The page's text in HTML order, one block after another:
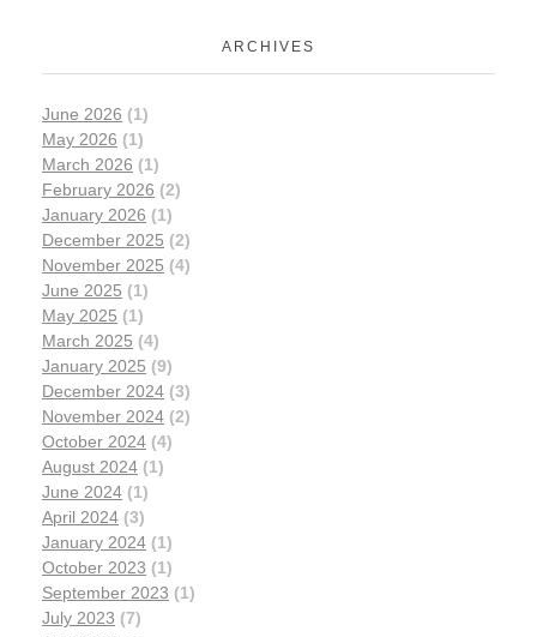
ARCHIVES
June 2026 (1)
May 2026 (1)
March 2026 (1)
February 2026 (2)
January 2026 (1)
December 2025 (2)
November 2025 (4)
June 2025 (1)
May 2025 (1)
March 2025 (4)
January 2025 (9)
December 2024 (3)
November 2024 (2)
October 2024 (4)
August 2024 (1)
June 2024 (1)
April 2024 (3)
January 2024 (1)
October 2023 (1)
September 2023 (1)
July 2023 (7)